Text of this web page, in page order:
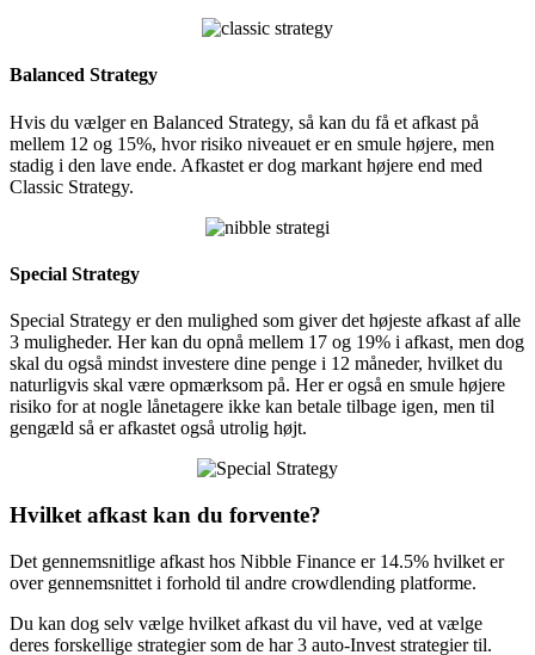
Balanced Strategy
Hvis du vælger en Balanced Strategy, så kan du få et afkast på
mellem 12 og 15%, hvor risiko niveauet er en smule højere, men
stadig i den lave ende. Afkastet er dog markant højere end med
Classic Strategy.
Special Strategy
Special Strategy er den mulighed som giver det højeste afkast af alle
3 muligheder. Her kan du opnå mellem 17 og 19% i afkast, men dog
skal du også mindst investere dine penge i 12 måneder, hvilket du
naturligvis skal være opmærksom på. Her er også en smule højere
risiko for at nogle lånetagere ikke kan betale tilbage igen, men til
gengæld så er afkastet også utrolig højt.
Hvilket afkast kan du forvente?
Det gennemsnitlige afkast hos Nibble Finance er 14.5% hvilket er
over gennemsnittet i forhold til andre crowdlending platforme.
Du kan dog selv vælge hvilket afkast du vil have, ved at vælge
deres forskellige strategier som de har 3 auto-Invest strategier til.